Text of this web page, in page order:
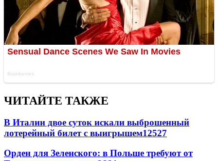
ЧИТАЙТЕ ТАКЖЕ
В Италии двое суток искали выброшенный
лотерейный билет с выигрышем12527
Орден для Зеленского: в Польше требуют от